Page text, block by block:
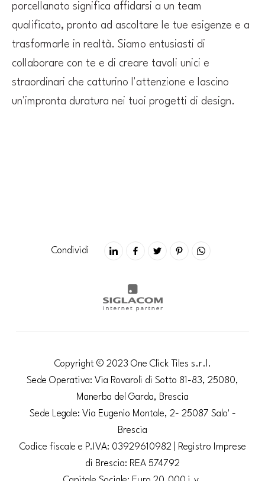
porcellanato significa affidarsi a un team
qualificato, pronto ad ascoltare le tue esigenze e a
trasformarle in realtà. Siamo entusiasti di
collaborare con te e di creare tavoli unici e
straordinari che catturino l'attenzione e lascino
un'impronta duratura nei tuoi progetti di design.
Condividi
Copyright © 2023 One Click Tiles s.r.l.
Sede Operativa: Via Rovaroli di Sotto 81-83, 25080,
Manerba del Garda, Brescia
Sede Legale: Via Eugenio Montale, 2- 25087 Salo' -
Brescia
Codice fiscale e P.IVA: 03929610982 | Registro Imprese
di Brescia: REA 574792